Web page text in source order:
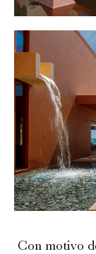
Con motivo